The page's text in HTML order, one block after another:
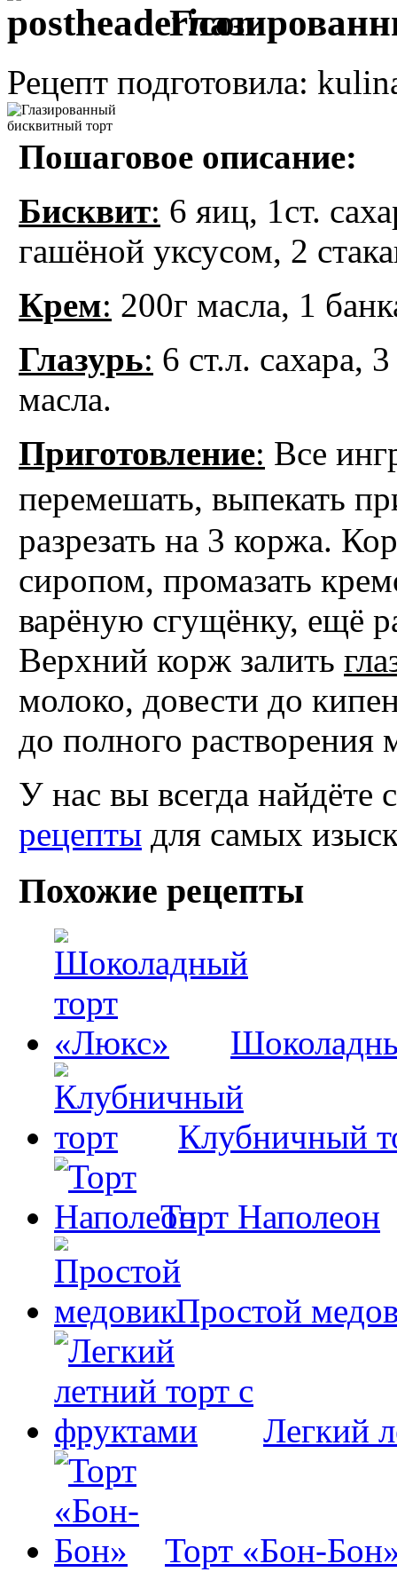
Рецепт подготовила:
Пошаговое описание:
Бисквит: 6 яиц, 1ст.
гашёной уксусом, 2
Крем: 200г масла, 1
Глазурь: 6 ст.л. сахара,
масла.
Приготовление: Все
перемешать, выпекать
разрезать на 3 коржа.
сиропом, промазать
варёную сгущёнку, ещё
Верхний корж залить
молоко, довести до
до полного растворения
У нас вы всегда найдёте
рецепты для самых
Похожие рецепты
Клубничный
Торт Наполеон
Простой
Легкий
Торт «Бон-